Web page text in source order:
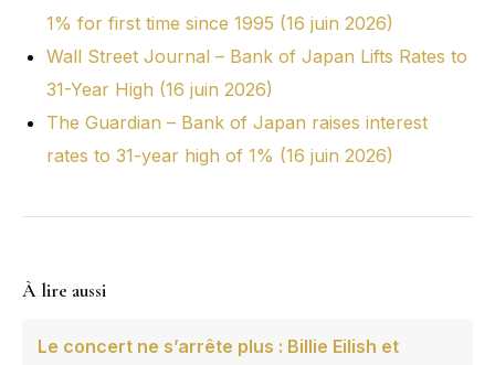
1% for first time since 1995 (16 juin 2026)
Wall Street Journal – Bank of Japan Lifts Rates to
31-Year High (16 juin 2026)
The Guardian – Bank of Japan raises interest
rates to 31-year high of 1% (16 juin 2026)
À lire aussi
Le concert ne s’arrête plus : Billie Eilish et